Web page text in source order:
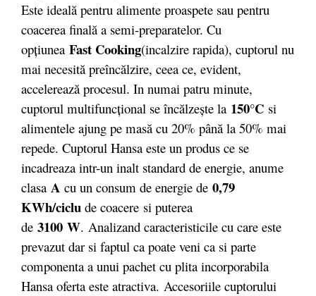
Este ideală pentru alimente proaspete sau pentru
coacerea finală a semi-preparatelor. Cu
opţiunea Fast Cooking(incalzire rapida), cuptorul nu
mai necesită preîncălzire, ceea ce, evident,
accelerează procesul. In numai patru minute,
cuptorul multifuncţional se încălzeşte la 150°C si
alimentele ajung pe masă cu 20% până la 50% mai
repede. Cuptorul Hansa este un produs ce se
incadreaza intr-un inalt standard de energie, anume
clasa A cu un consum de energie de 0,79
KWh/ciclu de coacere si puterea
de 3100 W. Analizand caracteristicile cu care este
prevazut dar si faptul ca poate veni ca si parte
componenta a unui pachet cu plita incorporabila
Hansa oferta este atractiva. Accesoriile cuptorului